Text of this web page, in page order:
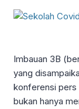
Imbauan 3B
yang
konferensi pers
bukan hanya